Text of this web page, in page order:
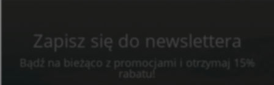
Zapisz się do newslettera
Bądź na bieżąco z promocjami i otrzymaj 15%
rabatu!